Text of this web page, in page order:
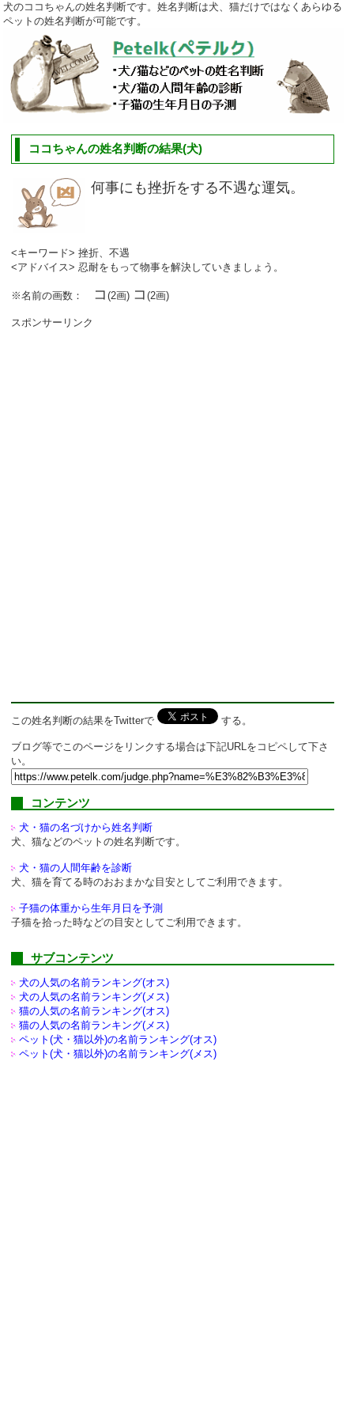
犬のココちゃんの姓名判断です。姓名判断は犬、猫だけではなくあらゆる
ペットの姓名判断が可能です。
ココちゃんの姓名判断の結果(犬)
何事にも挫折をする不遇な運気。
<キーワード> 挫折、不遇
<アドバイス> 忍耐をもって物事を解決していきましょう。
※名前の画数： コ(2画) コ(2画)
スポンサーリンク
この姓名判断の結果をTwitterで する。
ブログ等でこのページをリンクする場合は下記URLをコピペして下さ
い。
コンテンツ
犬・猫の名づけから姓名判断
犬、猫などのペットの姓名判断です。
犬・猫の人間年齢を診断
犬、猫を育てる時のおおまかな目安としてご利用できます。
子猫の体重から生年月日を予測
子猫を拾った時などの目安としてご利用できます。
サブコンテンツ
犬の人気の名前ランキング(オス)
犬の人気の名前ランキング(メス)
猫の人気の名前ランキング(オス)
猫の人気の名前ランキング(メス)
ペット(犬・猫以外)の名前ランキング(オス)
ペット(犬・猫以外)の名前ランキング(メス)